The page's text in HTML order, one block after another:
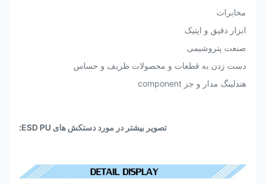
مخابرات
ابزار دقیق و اپتیک
صنعت پتروشیمی
دست زدن به قطعات و محصولات ظریف و حساس
هندلینگ مدار و جز component
تصویر بیشتر در مورد دستکش های ESD PU: